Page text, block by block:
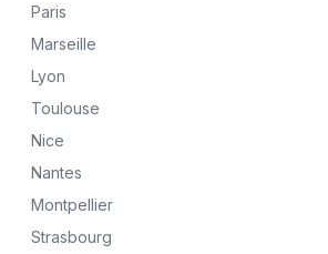
Paris
Marseille
Lyon
Toulouse
Nice
Nantes
Montpellier
Strasbourg